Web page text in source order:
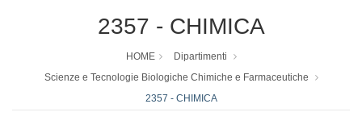
2357 - CHIMICA
HOME
Dipartimenti
Scienze e Tecnologie Biologiche Chimiche e Farmaceutiche
2357 - CHIMICA